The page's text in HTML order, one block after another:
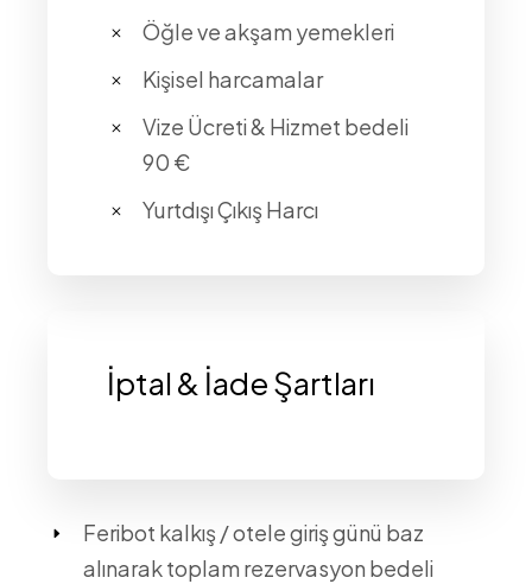
Öğle ve akşam yemekleri
Kişisel harcamalar
Vize Ücreti & Hizmet bedeli
90 €
Yurtdışı Çıkış Harcı
İptal & İade Şartları
Feribot kalkış / otele giriş günü baz
alınarak toplam rezervasyon bedeli